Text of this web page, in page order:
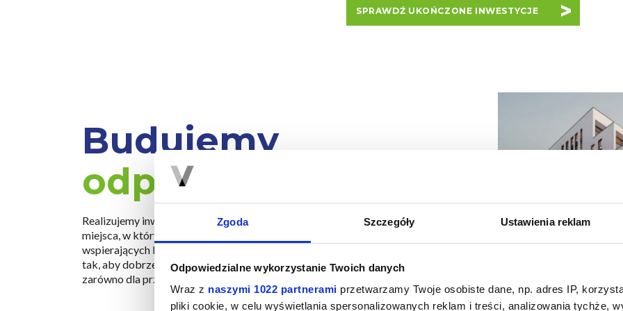
Zgoda Szczegóły Ustawienia reklam
Odpowiedzialne wykorzystanie Twoich danych
Wraz z naszymi 1022 partnerami przetwarzamy Twoje osobiste dane, np. adres IP,
pliki cookie, w celu wyświetlania spersonalizowanych reklam i treści, analizowania tychże,
SPRAWDŹ UKOŃCZONE INWESTYCJE
Budujemy
odpowiedzialnie
Realizujemy inwestycje w sposób zrównoważony, z uwzględnieniem
miejsca, w którym powstają, potrzeb społecznych i rozwiązań
wspierających komfort codziennego życia. Nasze osiedla projektujemy
tak, aby dobrze wpisywały się w lokalny kontekst i były przyjazne
zarówno dla przyszłych mieszkańców, jak i otoczenia.